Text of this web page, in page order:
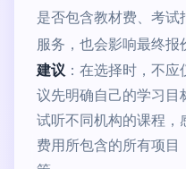
是否包含教材费、考
服务，也会影响最终报
建议 ：在选择时，不
议先明确自己的学习目
试听不同机构的课程，
费用所包含的所有项